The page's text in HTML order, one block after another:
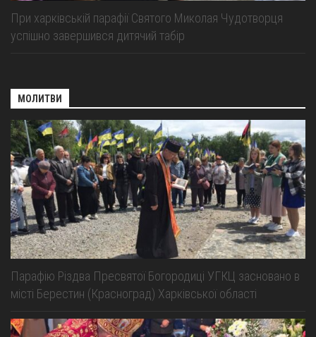
При харківській парафії Святого Миколая Чудотворця
успішно завершився дитячий табір
МОЛИТВИ
Парафію Різдва Пресвятої Богородиці УГКЦ засновано в
місті Берестин (Красноград) Харківської області